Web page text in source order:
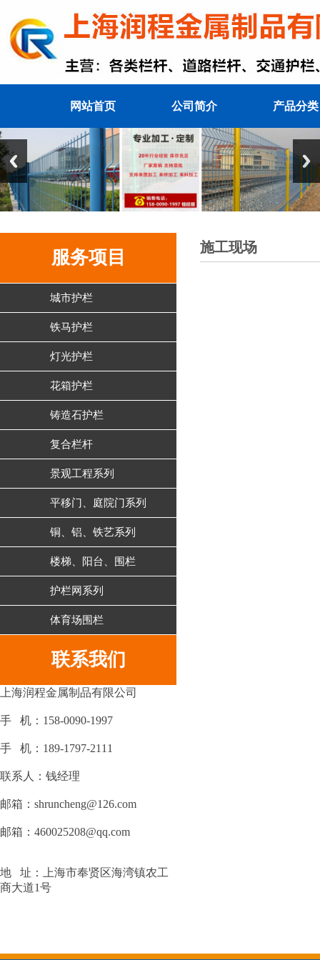
网站首页 公司简介 产品分类
服务项目
城市护栏
铁马护栏
灯光护栏
花箱护栏
铸造石护栏
复合栏杆
景观工程系列
平移门、庭院门系列
铜、铝、铁艺系列
楼梯、阳台、围栏
护栏网系列
体育场围栏
联系我们
上海润程金属制品有限公司
手 机：158-0090-1997
手 机：189-1797-2111
联系人：钱经理
邮箱：shruncheng@126.com
邮箱：460025208@qq.com
地 址：上海市奉贤区海湾镇农工
商大道1号
施工现场